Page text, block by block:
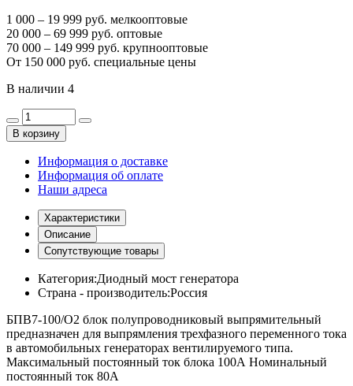
1 000 – 19 999 руб. мелкооптовые
20 000 – 69 999 руб. оптовые
70 000 – 149 999 руб. крупнооптовые
От 150 000 руб. специальные цены
В наличии 4
В корзину
Информация о доставке
Информация об оплате
Наши адреса
Характеристики
Описание
Сопутствующие товары
Категория:Диодный мост генератора
Страна - производитель:Россия
БПВ7-100/О2 блок полупроводниковый выпрямительный
предназначен для выпрямления трехфазного переменного тока
в автомобильных генераторах вентилируемого типа.
Максимальный постоянный ток блока 100А Номинальный
постоянный ток 80А